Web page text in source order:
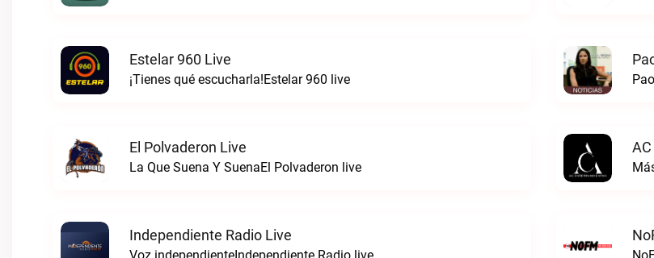
Estelar 960 Live
¡Tienes qué escucharla!Estelar 960 live
El Polvaderon Live
La Que Suena Y SuenaEl Polvaderon live
Independiente Radio Live